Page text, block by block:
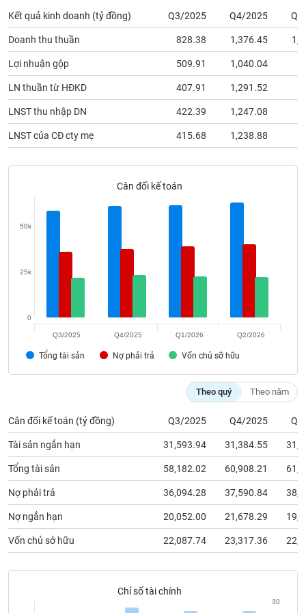
Kết quả kinh doanh (tỷ đồng) Q3/2025 Q4/2025
Doanh thu thuần 828.38 1,376.45
Lợi nhuận gộp 509.91 1,040.04
LN thuần từ HĐKD 407.91 1,291.52
LNST thu nhập DN 422.39 1,247.08
LNST của CĐ cty mẹ 415.68 1,238.88
Cân đối kế toán
Tổng tài sản Nợ phải trả Vốn chủ sỡ hữu
0
25k
50k
Q3/2025 Q4/2025 Q1/2026 Q2/2026
Theo quý Theo năm
Cân đối kế toán (tỷ đồng) Q3/2025 Q4/2025
Tài sản ngắn hạn 31,593.94 31,384.55
Tổng tài sản 58,182.02 60,908.21
Nợ phải trả 36,094.28 37,590.84
Nợ ngắn hạn 20,052.00 21,678.29
Vốn chủ sở hữu 22,087.74 23,317.36
Chỉ số tài chính
30
tích
(-)
Thuật
ngữ
(-)
Dịch
vụ
Công
tư
Truyền
thông
tài
chính